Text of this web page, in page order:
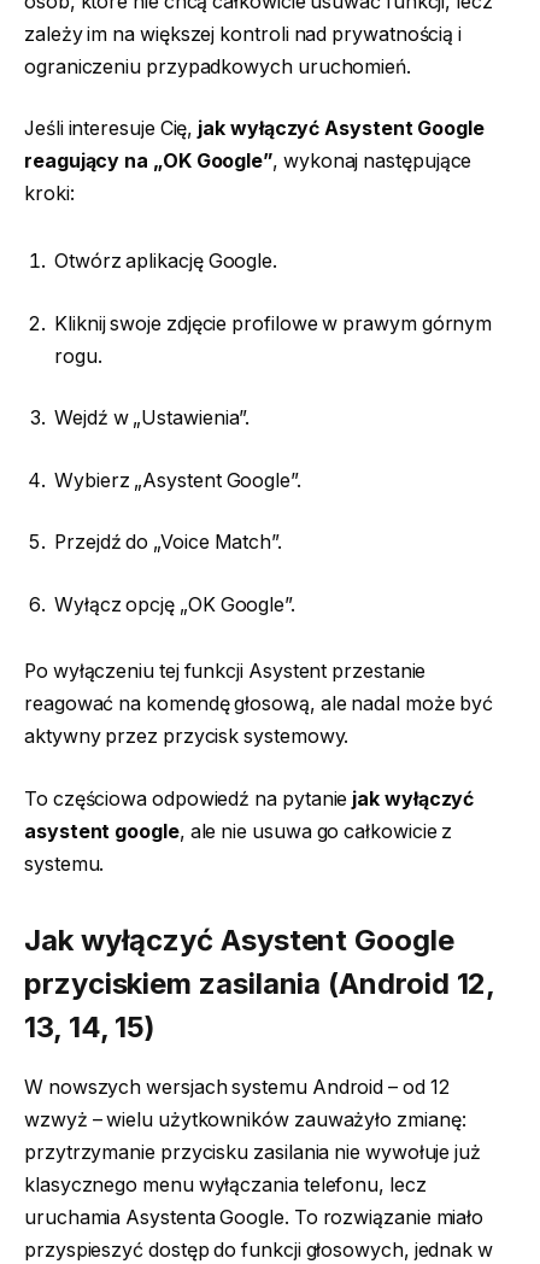
zależy im na większej kontroli nad prywatnością i
ograniczeniu przypadkowych uruchomień.
Jeśli interesuje Cię, jak wyłączyć Asystent Google
reagujący na „OK Google”, wykonaj następujące
kroki:
Otwórz aplikację Google.
Kliknij swoje zdjęcie profilowe w prawym górnym
rogu.
Wejdź w „Ustawienia”.
Wybierz „Asystent Google”.
Przejdź do „Voice Match”.
Wyłącz opcję „OK Google”.
Po wyłączeniu tej funkcji Asystent przestanie
reagować na komendę głosową, ale nadal może być
aktywny przez przycisk systemowy.
To częściowa odpowiedź na pytanie jak wyłączyć
asystent google, ale nie usuwa go całkowicie z
systemu.
Jak wyłączyć Asystent Google
przyciskiem zasilania (Android 12,
13, 14, 15)
W nowszych wersjach systemu Android – od 12
wzwyż – wielu użytkowników zauważyło zmianę:
przytrzymanie przycisku zasilania nie wywołuje już
klasycznego menu wyłączania telefonu, lecz
uruchamia Asystenta Google. To rozwiązanie miało
przyspieszyć dostęp do funkcji głosowych, jednak w